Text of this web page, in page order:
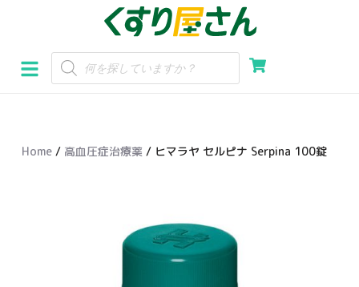
ン
テ
スHome / 高血圧症治療薬 / ヒマラヤ セルピナ Serpina 100錠